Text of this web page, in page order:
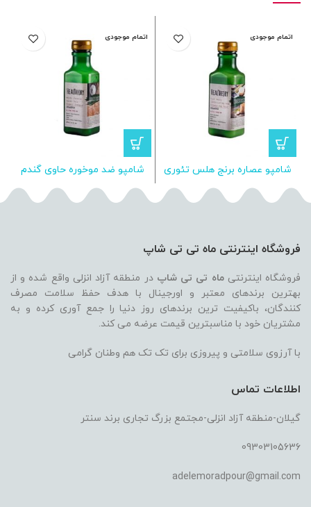
اتمام موجودی
شامپو عصاره برنج هلس تئوری
اتمام موجودی
شامپو ضد موخوره حاوی گندم
فروشگاه اینترنتی ماه تی تی شاپ
فروشگاه اینترنتیماه تی تی شاپ در منطقه آزاد انزلی واقع شده و از
بهترین برندهای معتبر و اورجینال با هدف حفظ سلامت مصرف
کنندگان، باکیفیت ترین برندهای روز دنیا را جمع آوری کرده و به
مشتریان خود با مناسبترین قیمت عرضه می کند.
با آرزوی سلامتی و پیروزی برای تک تک هم وطنان گرامی
اطلاعات تماس
گیلان-منطقه آزاد انزلی-مجتمع بزرگ تجاری برند سنتر
09303105636
adelemoradpour@gmail.com